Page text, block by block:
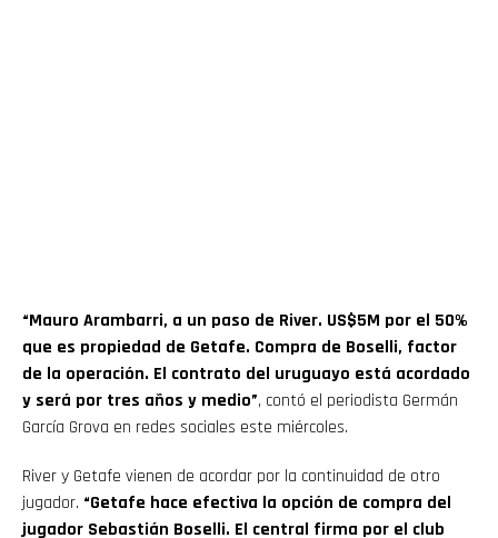
“Mauro Arambarri, a un paso de River. US$5M por el 50%
que es propiedad de Getafe. Compra de Boselli, factor
de la operación. El contrato del uruguayo está acordado
y será por tres años y medio”, contó el periodista Germán
García Grova en redes sociales este miércoles.
River y Getafe vienen de acordar por la continuidad de otro
jugador. “Getafe hace efectiva la opción de compra del
jugador Sebastián Boselli. El central firma por el club